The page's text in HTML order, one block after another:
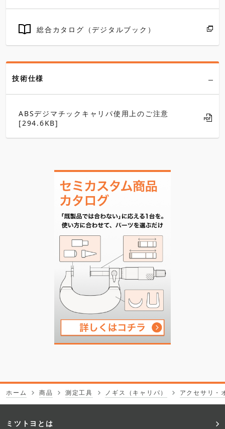
総合カタログ（デジタルブック）
技術仕様
ABSデジマチックキャリパ使用上のご注意
[294.6KB]
ホーム 商品 測定工具 ノギス（キャリパ） アクセサリ・
フ
ミツトヨとは